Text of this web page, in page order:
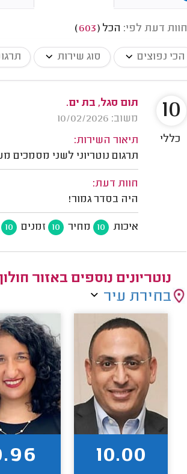
חוות דעת לפי: הכל (
603
)
הכי נפוצים סוג שירות
תום סגל, בת ים.
משוב: 10/02/2026
תיאור השירות:
תרגום נוטריוני לשני מסמכים
חוות דעת:
היה בסדר גמור!
איכות 10 מחיר 10 זמנים 10
10
כללי
נוטריונים נוספים באזור
בחירת עיר
10.00